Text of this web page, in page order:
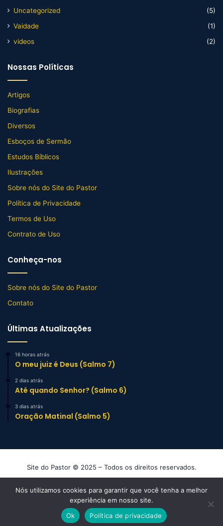
Uncategorized
(5)
Vaidade
(1)
videos
(2)
Nossas Políticas
Artigos
Biografias
Diversos
Esboços de Sermão
Estudos Bíblicos
Ilustrações
Sobre nós do Site do Pastor
Política de Privacidade
Termos de Uso
Contrato de Uso
Conheça-nos
Sobre nós do Site do Pastor
Contato
Últimas Atualizações
16 horas atrás
O meu juiz é Deus (Salmo 7)
2 dias atrás
Até quando Senhor? (Salmo 6)
3 dias atrás
Oração Matinal (Salmo 5)
Site do Pastor © 2025 – Todos os direitos reservados.
FacebookYouTubeInstagram
TikTokWhatsApp
Nós utilizamos cookies para garantir que você tenha a melhor
experiência em nosso site.
Ok
Política de privacidade